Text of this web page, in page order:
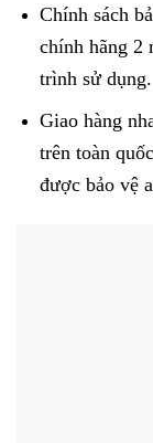
Chính sách
chính hãng 2
trình sử dụng.
Giao hàng
trên toàn
được bảo vệ